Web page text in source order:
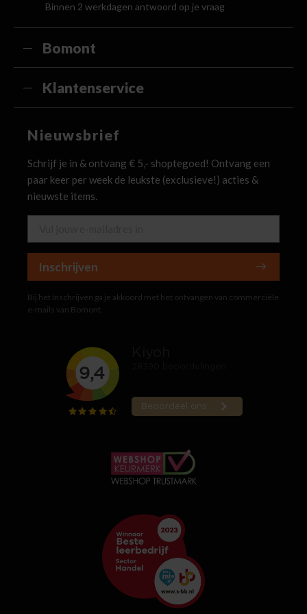
Binnen 2 werkdagen antwoord op je vraag
Bomont
Klantenservice
Nieuwsbrief
Schrijf je in & ontvang € 5,- shoptegoed! Ontvang een
paar keer per week de leukste (exclusieve!) acties &
nieuwste items.
Inschrijven
Bij het inschrijven ga je akkoord met het ontvangen van commerciële
e-mails van Bomont.